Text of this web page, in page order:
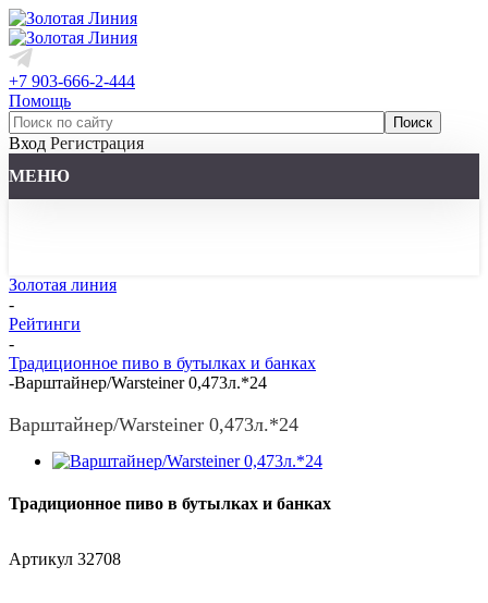
+7 903-666-2-444
Помощь
Вход Регистрация
МЕНЮ
Золотая линия
-
Рейтинги
-
Традиционное пиво в бутылках и банках
-Варштайнер/Warsteiner 0,473л.*24
Варштайнер/Warsteiner 0,473л.*24
Традиционное пиво в бутылках и банках
Артикул 32708